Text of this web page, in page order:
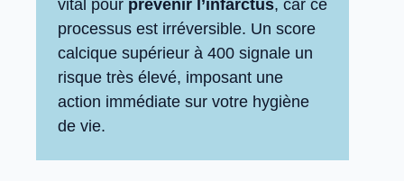
vital pour prévenir l’infarctus, car ce
processus est irréversible. Un score
calcique supérieur à 400 signale un
risque très élevé, imposant une
action immédiate sur votre hygiène
de vie.